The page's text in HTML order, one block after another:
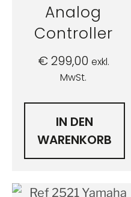
Analog
Controller
€299,00 exkl.
MwSt.
IN DEN
WARENKORB